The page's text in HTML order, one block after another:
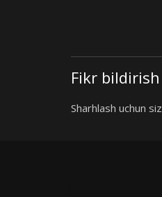
Fikr bildirish
Sharhlash uchun siz